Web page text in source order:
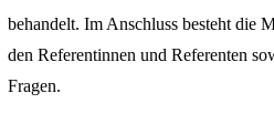
behandelt. Im Anschluss besteht die
den Referentinnen und Referenten
Fragen.